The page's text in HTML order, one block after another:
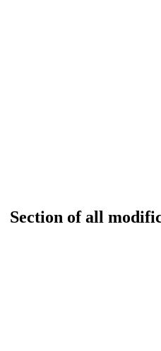
Section of all